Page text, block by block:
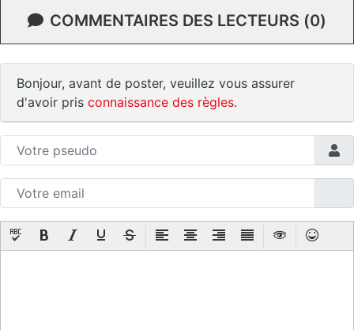
COMMENTAIRES DES LECTEURS (0)
Bonjour, avant de poster, veuillez vous assurer
d'avoir pris connaissance des règles.